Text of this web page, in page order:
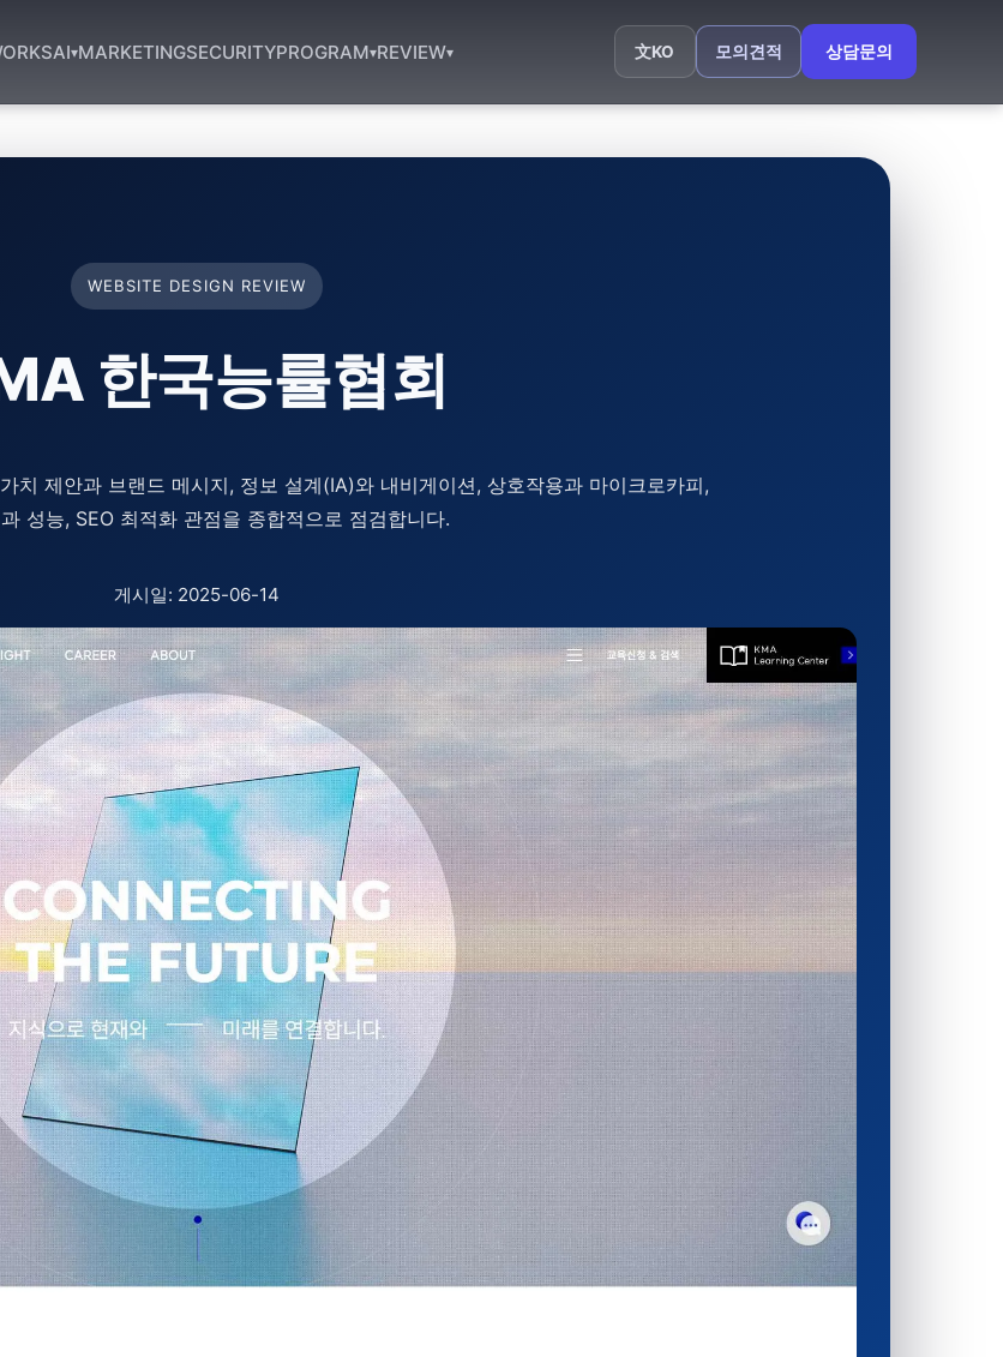
AI▾MARKETINGSECURITYPROGRAM▾REVIEW▾ 文KO 모의견적 상담문의
WEBSITE DESIGN REVIEW
한국능률협회
치 제안과 브랜드 메시지, 정보 설계(IA)와 내비게이션, 상호작용과 마이크로카피,
성능, SEO 최적화 관점을 종합적으로 점검합니다.
게시일: 2025-06-14